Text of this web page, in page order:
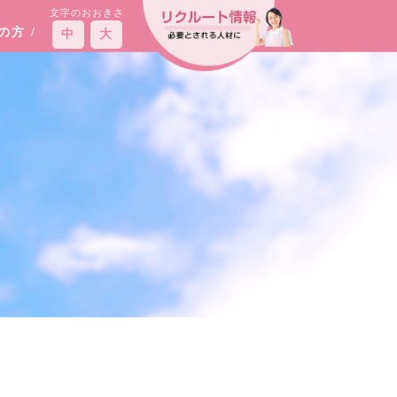
方/
文字のおおきさ
中 大